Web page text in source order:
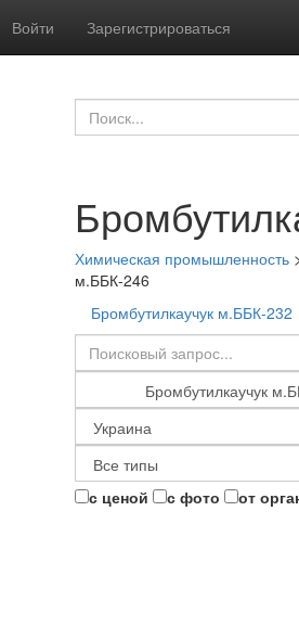
Войти Зарегистрироваться
Химическая промышленность
м.ББК-246
Бромбутилкаучук м.ББК-232
с ценой с фото от